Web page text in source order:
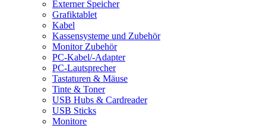
Externer Speicher
Grafiktablet
Kabel
Kassensysteme und Zubehör
Monitor Zubehör
PC-Kabel/-Adapter
PC-Lautsprecher
Tastaturen & Mäuse
Tinte & Toner
USB Hubs & Cardreader
USB Sticks
Monitore